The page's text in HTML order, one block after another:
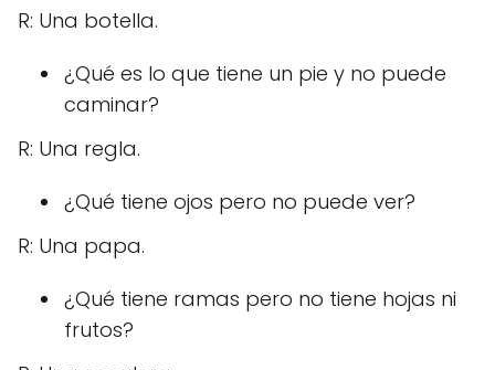
R: Una botella.
¿Qué es lo que tiene un pie y no puede
caminar?
R: Una regla.
¿Qué tiene ojos pero no puede ver?
R: Una papa.
¿Qué tiene ramas pero no tiene hojas ni
frutos?